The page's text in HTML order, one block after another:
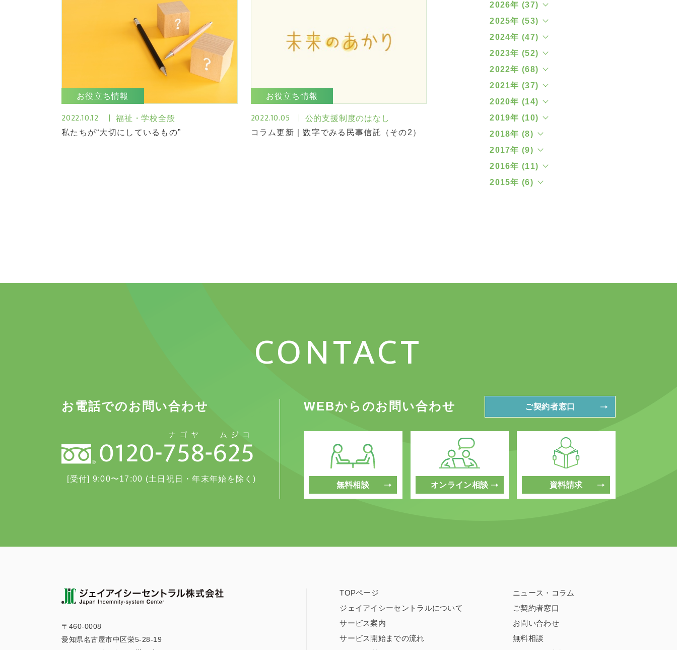
お役立ち情報
2022.10.12
福祉・学校全般
私たちが“大切にしているもの”
お役立ち情報
2022.10.05
公的支援制度のはなし
コラム更新｜数字でみる民事信託（その2）
2026年 (37)
2025年 (53)
2024年 (47)
2023年 (52)
2022年 (68)
2021年 (37)
2020年 (14)
2019年 (10)
2018年 (8)
2017年 (9)
2016年 (11)
2015年 (6)
CONTACT
お電話でのお問い合わせ
[受付] 9:00〜17:00 (土日祝日・年末年始を除く)
WEBからのお問い合わせ ご契約者窓口
無料相談 オンライン相談 資料請求
〒460-0008
愛知県名古屋市中区栄5-28-19
TOPページ
ジェイアイシーセントラルについて
サービス案内
サービス開始までの流れ
ニュース・コラム
ご契約者窓口
お問い合わせ
無料相談